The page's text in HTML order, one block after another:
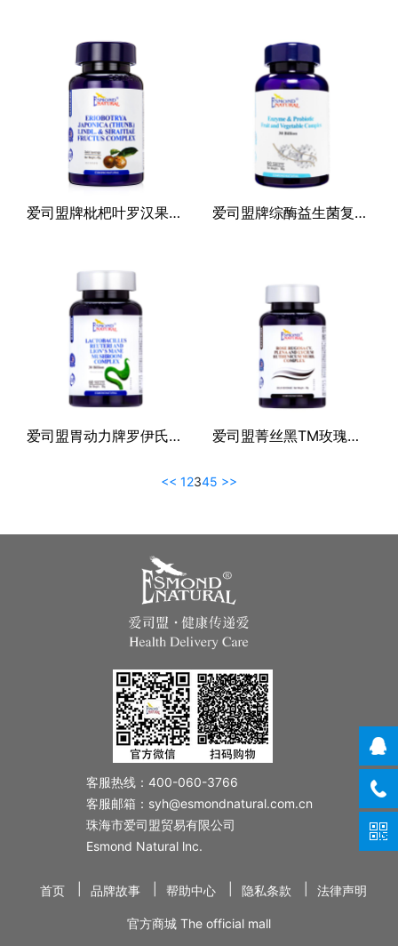
爱司盟牌枇杷叶罗汉果复合（固体饮料） 爱司盟牌综酶益生菌复合果蔬片（压片糖果）
爱司盟胃动力牌罗伊氏乳杆菌猴头菇复合片（压片糖果） 爱司盟菁丝黑TM玫瑰花黑果枸杞复合（固体饮料）
<< 12345 >>
客服热线：400-060-3766
客服邮箱：syh@esmondnatural.com.cn
珠海市爱司盟贸易有限公司
Esmond Natural lnc.
首页 品牌故事 帮助中心 隐私条款 法律声明
官方商城 The official mall